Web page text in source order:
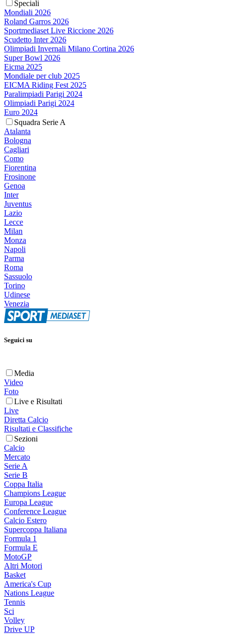
Speciali
Mondiali 2026
Roland Garros 2026
Sportmediaset Live Riccione 2026
Scudetto Inter 2026
Olimpiadi Invernali Milano Cortina 2026
Super Bowl 2026
Eicma 2025
Mondiale per club 2025
EICMA Riding Fest 2025
Paralimpiadi Parigi 2024
Olimpiadi Parigi 2024
Euro 2024
Squadra Serie A
Atalanta
Bologna
Cagliari
Como
Fiorentina
Frosinone
Genoa
Inter
Juventus
Lazio
Lecce
Milan
Monza
Napoli
Parma
Roma
Sassuolo
Torino
Udinese
Venezia
Seguici su
Media
Video
Foto
Live e Risultati
Live
Diretta Calcio
Risultati e Classifiche
Sezioni
Calcio
Mercato
Serie A
Serie B
Coppa Italia
Champions League
Europa League
Conference League
Calcio Estero
Supercoppa Italiana
Formula 1
Formula E
MotoGP
Altri Motori
Basket
America's Cup
Nations League
Tennis
Sci
Volley
Drive UP